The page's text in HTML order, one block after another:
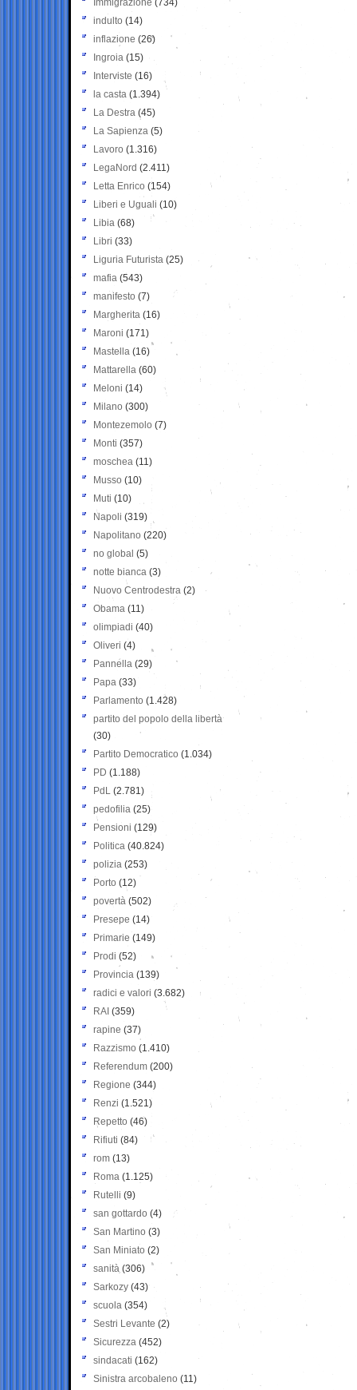
Immigrazione (734)
indulto (14)
inflazione (26)
Ingroia (15)
Interviste (16)
la casta (1.394)
La Destra (45)
La Sapienza (5)
Lavoro (1.316)
LegaNord (2.411)
Letta Enrico (154)
Liberi e Uguali (10)
Libia (68)
Libri (33)
Liguria Futurista (25)
mafia (543)
manifesto (7)
Margherita (16)
Maroni (171)
Mastella (16)
Mattarella (60)
Meloni (14)
Milano (300)
Montezemolo (7)
Monti (357)
moschea (11)
Musso (10)
Muti (10)
Napoli (319)
Napolitano (220)
no global (5)
notte bianca (3)
Nuovo Centrodestra (2)
Obama (11)
olimpiadi (40)
Oliveri (4)
Pannella (29)
Papa (33)
Parlamento (1.428)
partito del popolo della libertà
(30)
Partito Democratico (1.034)
PD (1.188)
PdL (2.781)
pedofilia (25)
Pensioni (129)
Politica (40.824)
polizia (253)
Porto (12)
povertà (502)
Presepe (14)
Primarie (149)
Prodi (52)
Provincia (139)
radici e valori (3.682)
RAI (359)
rapine (37)
Razzismo (1.410)
Referendum (200)
Regione (344)
Renzi (1.521)
Repetto (46)
Rifiuti (84)
rom (13)
Roma (1.125)
Rutelli (9)
san gottardo (4)
San Martino (3)
San Miniato (2)
sanità (306)
Sarkozy (43)
scuola (354)
Sestri Levante (2)
Sicurezza (452)
sindacati (162)
Sinistra arcobaleno (11)